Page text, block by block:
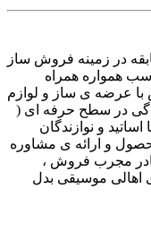
با بیش از 18 سال سابقه در زمینه فروش ساز
همواره همراه
عرضه ی ساز و لوازم
در سطح حرفه ای (
و نوازندگان
و ارائه ی مشاوره
مجرب فروش ،
اهالی موسیقی بدل